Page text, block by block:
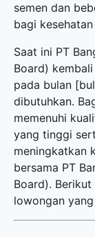
semen dan
bagi
Saat ini PT
Board)
pada bulan
dibutuhkan.
memenuhi
yang tinggi
meningkatkan
bersama PT
Board).
lowongan